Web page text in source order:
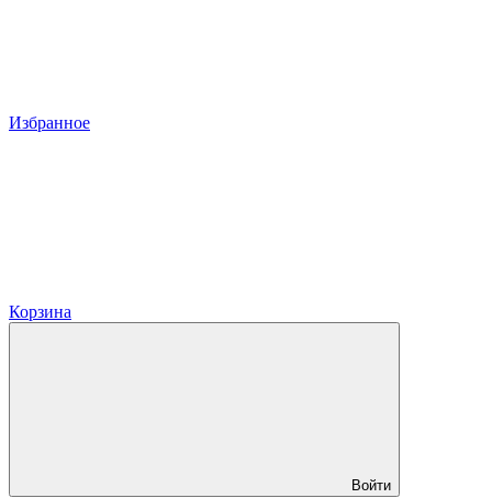
Избранное
Корзина
Войти